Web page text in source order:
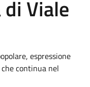
Viale
espressione
continua nel